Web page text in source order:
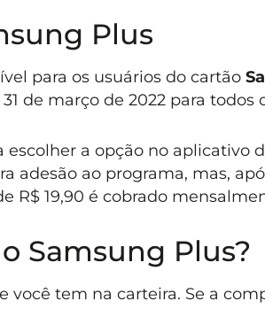
Plus
para os usuários do cartão
de março de 2022 para todos
escolher a opção no aplicativo
adesão ao programa, mas,
R$ 19,90 é cobrado
Samsung Plus?
você tem na carteira. Se a